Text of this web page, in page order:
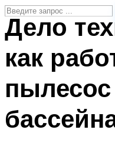
ПЛАВАНЬЕ ДЛЯ
БАССЕЙН ДЛЯ
ОЧИСТКА
Дело
как